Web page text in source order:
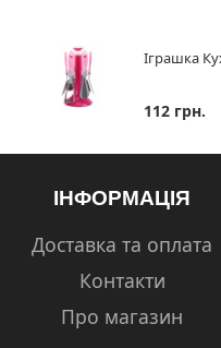
Іграшка
112 грн.
ІНФОРМАЦІЯ
Доставка та оплата
Контакти
Про магазин